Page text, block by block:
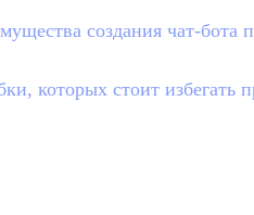
создания чат-бота
которых стоит избегать